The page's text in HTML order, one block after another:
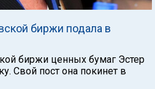
биржи подала в
биржи ценных бумаг Эстер
Свой пост она покинет в